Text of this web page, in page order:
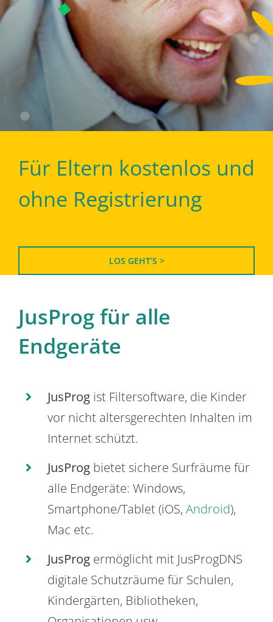
Für Eltern kostenlos und
ohne Registrierung
LOS GEHT’S >
JusProg für alle
Endgeräte
JusProg ist Filtersoftware, die Kinder
vor nicht altersgerechten Inhalten im
Internet schützt.
JusProg bietet sichere Surfräume für
alle Endgeräte: Windows,
Smartphone/Tablet (iOS, Android),
Mac etc.
JusProg ermöglicht mit JusProgDNS
digitale Schutzräume für Schulen,
Kindergärten, Bibliotheken,